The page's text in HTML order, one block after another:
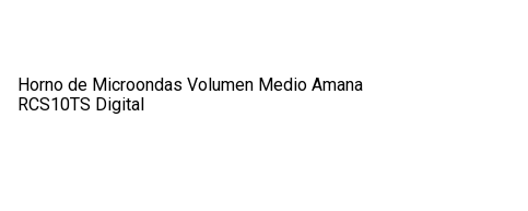
Horno de Microondas Volumen Medio Amana
RCS10TS Digital